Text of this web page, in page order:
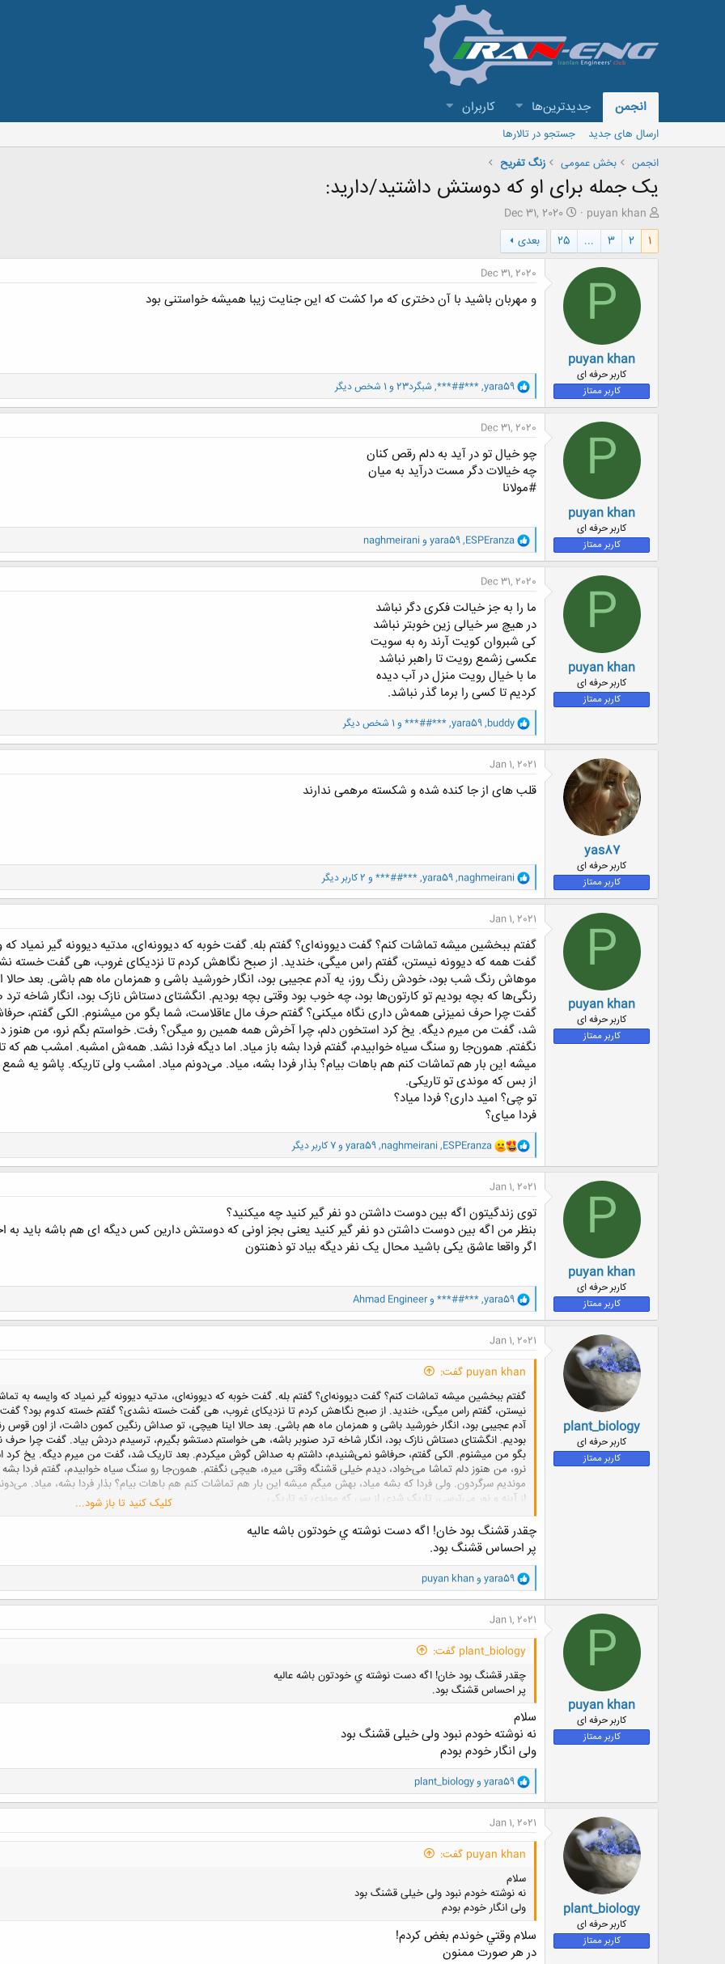
انجمن جدیدترین‌ها کاربران
ارسال های جدید
جستجو در تالارها
انجمن
بخش عمومی زنگ تفريح
یک جمله برای او که دوستش داشتید/دارید:
ش
ر
ع
و
ع
puyan khan
ت
ا
ر
ی
ر
و
Dec 31, 2020
1
2
3
...
25 بعدی
P
puyan khan
کاربر حرفه ای
کاربر ممتاز
Dec 31, 2020
و مهربان باشید با آن دختری که مرا کشت که این جنایت زیبا همیشه خواستنی بود
و
ا
ک
ش
ه
ا
:
yara59
,
***##***
, شبگرد23 و 1 شخص دیگر
P
puyan khan
کاربر حرفه ای
کاربر ممتاز
Dec 31, 2020
چو خیال تو در آید به دلم رقص کنان
چه خیالات دگر مست درآید به میان
#مولانا
و
ا
ک
ش
ه
:
ESPEranza
,
yara59 و naghmeirani
P
puyan khan
کاربر حرفه ای
کاربر ممتاز
Dec 31, 2020
ما را به جز خیالت فکری دگر نباشد
در هیچ سر خیالی زین خوبتر نباشد
کی شبروان کویت آرند ره به سویت
عکسی زشمع رویت تا راهبر نباشد
ما با خیال رویت منزل در آب دیده
کردیم تا کسی را برما گذر نباشد.
و
ا
ک
ش
ه
buddy
,
yara59
,
***##*** و 1 شخص دیگر
yas87
کاربر حرفه ای
کاربر ممتاز
Jan 1, 2021
قلب های از جا کنده شده و شکسته مرهمی ندارند
و
ا
ک
ش
ه
ا
:
naghmeirani
,
yara59
,
***##*** و 2 کاربر دیگر
P
puyan khan
کاربر حرفه ای
کاربر ممتاز
Jan 1, 2021
گفتم ببخشین میشه تماشات کنم؟ گفت دیوونه‌ای؟ گفتم بله. گفت خوبه که دیوونه‌ای، مدتیه دیوونه گیر نمیاد که
گفت همه که دیوونه نیستن، گفتم راس میگی، خندید. از صبح نگاهش کردم تا نزدیکای غروب، هی گفت
موهاش رنگ شب بود، خودش رنگ روز، یه آدم عجیبی بود، انگار خورشید باشی و همزمان ماه هم باشی. بعد
رنگی‌ها که بچه بودیم تو کارتون‌ها بود، چه خوب بود وقتی بچه بودیم. انگشتای دستاش نازک بود، انگار شاخه
گفت چرا حرف نمیزنی همه‌ش داری نگاه میکنی؟ گفتم حرف مال عاقلاست، شما بگو من میشنوم. الکی گفتم،
شد، گفت من میرم دیگه. یخ کرد استخون دلم، چرا آخرش همه همین رو میگن؟ رفت. خواستم بگم نرو، من هنوز
نگفتم. همون‌جا رو سنگ سیاه خوابیدم، گفتم فردا بشه باز میاد. اما دیگه فردا نشد. همه‌ش امشبه. امشب هم که
میشه این بار هم تماشات کنم هم باهات بیام؟ بذار فردا بشه، میاد. می‌دونم میاد. امشب ولی تاریکه. پاشو یه
از بس که موندی تو تاریکی.
تو چی؟ امید داری؟ فردا میاد؟
فردا میای؟
و
ا
ک
ش
ه
ا
:
ESPEranza
,
naghmeirani
,
yara59 و 7 کاربر دیگر
P
puyan khan
کاربر حرفه ای
کاربر ممتاز
Jan 1, 2021
توی زندگیتون اگه بین دوست داشتن دو نفر گیر کنید چه میکنید؟
بنظر من اگه بین دوست داشتن دو نفر گیر کنید یعنی بجز اونی که دوستش دارین کس دیگه ای هم باشه باید
اگر واقعا عاشق یکی باشید محال یک نفر دیگه بیاد تو ذهنتون
و
ا
ک
ش
ا
yara59
,
***##*** وAhmad Engineer
plant_biology
کاربر حرفه ای
کاربر ممتاز
Jan 1, 2021
puyan khan گفت:
گفتم ببخشین میشه تماشات کنم؟ گفت دیوونه‌ای؟ گفتم بله. گفت خوبه که دیوونه‌ای، مدتیه دیوونه گیر نمیاد که وایسه به
نیستن، گفتم راس میگی، خندید. از صبح نگاهش کردم تا نزدیکای غروب، هی گفت خسته نشدی؟ گفتم خسته کدوم بود؟
آدم عجیبی بود، انگار خورشید باشی و همزمان ماه هم باشی. بعد حالا اینا هیچی، تو صداش رنگین کمون داشت، از اون قوس
بودیم. انگشتای دستاش نازک بود، انگار شاخه ترد صنوبر باشه، هی خواستم دستشو بگیرم، ترسیدم دردش بیاد. گفت چرا
بگو من میشنوم. الکی گفتم، حرفاشو نمی‌شنیدم، داشتم به صداش گوش میکردم. بعد تاریک شد، گفت من میرم دیگه. یخ
نرو، من هنوز دلم تماشا می‌خواد، دیدم خیلی قشنگه وقتی میره، هیچی نگفتم. همون‌جا رو سنگ سیاه خوابیدم، گفتم فردا
موندیم سرگردون. ولی فردا که بشه میاد، بهش میگم میشه این بار هم تماشات کنم هم باهات بیام؟ بذار فردا بشه، میاد.
از آینه و نور می‌ترسی، تاریک شدی از بس که موندی تو تاریکی.
فردا میای؟
کلیک کنید تا باز شود...
چقدر قشنگ بود خان! اگه دست نوشته ي خودتون باشه عاليه
پر احساس قشنگ بود.
و
ا
ک
ش
ا
yara59 و puyan khan
P
puyan khan
کاربر حرفه ای
کاربر ممتاز
Jan 1, 2021
plant_biology گفت:
چقدر قشنگ بود خان! اگه دست نوشته ي خودتون باشه عاليه
پر احساس قشنگ بود.
سلام
نه نوشته خودم نبود ولی خیلی قشنگ بود
ولی انگار خودم بودم
و
ا
ک
ش
ا
yara59 وplant_biology
plant_biology
کاربر حرفه ای
کاربر ممتاز
Jan 1, 2021
puyan khan گفت:
سلام
نه نوشته خودم نبود ولی خیلی قشنگ بود
ولی انگار خودم بودم
سلام وقتي خوندم بغض كردم!
در هر صورت ممنون